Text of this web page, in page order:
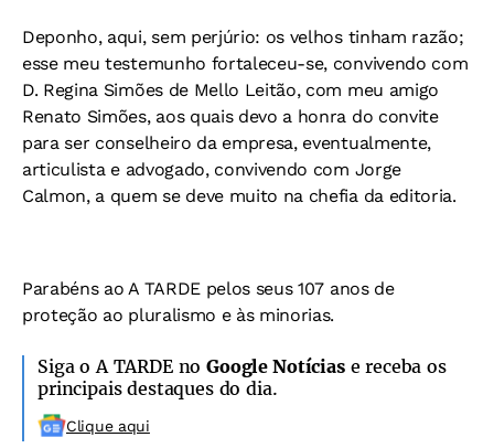
Deponho, aqui, sem perjúrio: os velhos tinham razão;
esse meu testemunho fortaleceu-se, convivendo com
D. Regina Simões de Mello Leitão, com meu amigo
Renato Simões, aos quais devo a honra do convite
para ser conselheiro da empresa, eventualmente,
articulista e advogado, convivendo com Jorge
Calmon, a quem se deve muito na chefia da editoria.
Parabéns ao A TARDE pelos seus 107 anos de
proteção ao pluralismo e às minorias.
Siga o A TARDE noGoogle Notíciase receba os
principais destaques do dia.
Clique aqui